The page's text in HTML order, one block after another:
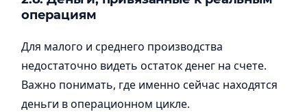
операциям
Для малого и среднего производства
недостаточно видеть остаток денег на счете.
Важно понимать, где именно сейчас находятся
деньги в операционном цикле.